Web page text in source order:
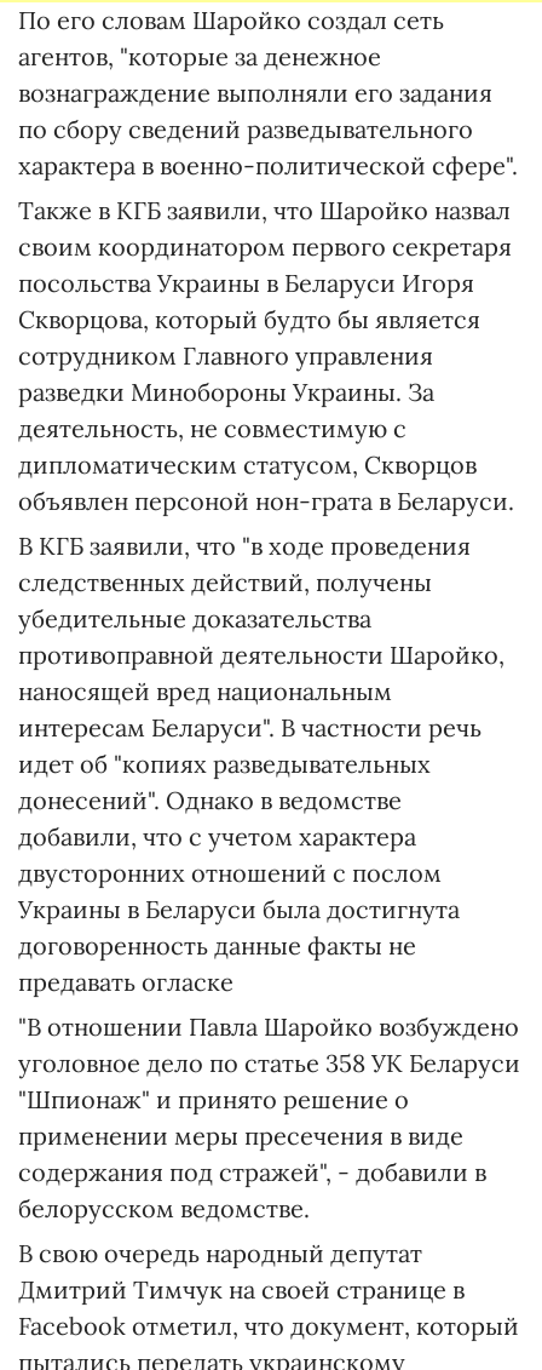
По его словам Шаройко создал сеть
агентов, "которые за денежное
вознаграждение выполняли его задания
по сбору сведений разведывательного
характера в военно-политической сфере".
Также в КГБ заявили, что Шаройко назвал
своим координатором первого секретаря
посольства Украины в Беларуси Игоря
Скворцова, который будто бы является
сотрудником Главного управления
разведки Минобороны Украины. За
деятельность, не совместимую с
дипломатическим статусом, Скворцов
объявлен персоной нон-грата в Беларуси.
В КГБ заявили, что "в ходе проведения
следственных действий, получены
убедительные доказательства
противоправной деятельности Шаройко,
наносящей вред национальным
интересам Беларуси". В частности речь
идет об "копиях разведывательных
донесений". Однако в ведомстве
добавили, что с учетом характера
двусторонних отношений с послом
Украины в Беларуси была достигнута
договоренность данные факты не
предавать огласке
"В отношении Павла Шаройко возбуждено
уголовное дело по статье 358 УК Беларуси
"Шпионаж" и принято решение о
применении меры пресечения в виде
содержания под стражей", - добавили в
белорусском ведомстве.
В свою очередь народный депутат
Дмитрий Тимчук на своей странице в
Facebook отметил, что документ, который
пытались передать украинскому